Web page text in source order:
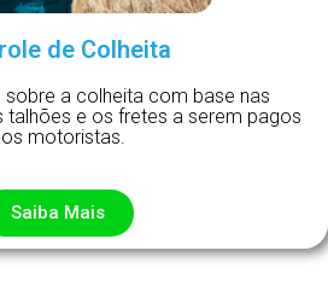
de Colheita
a colheita com base nas
e os fretes a serem pagos
motoristas.
ㅤSaiba Maisㅤ